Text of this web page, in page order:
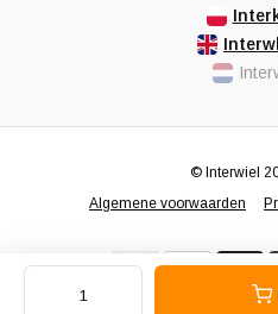
Algemene voorwaarden
© Interwiel